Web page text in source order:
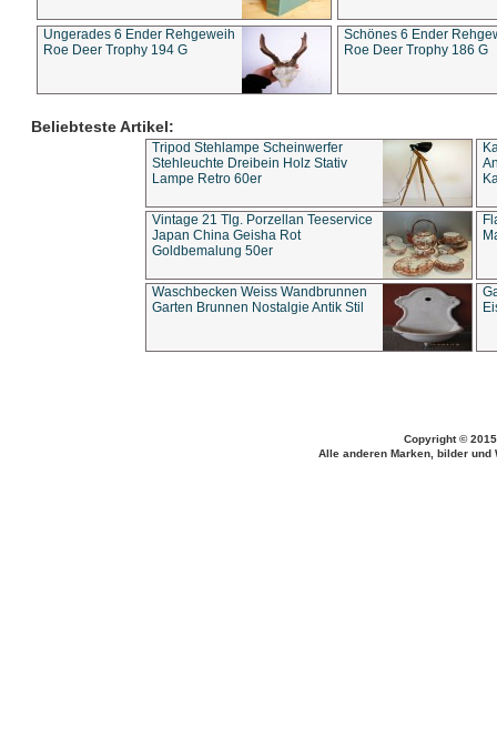
Ungerades 6 Ender Rehgeweih
Roe Deer Trophy 194 G
Schönes 6 Ender
Roe Deer Trophy 186 G
Beliebteste Artikel:
Tripod Stehlampe Scheinwerfer
Stehleuchte Dreibein Holz Stativ
Lampe Retro 60er
Vintage 21 Tlg. Porzellan Teeservice
Japan China Geisha Rot
Goldbemalung 50er
Waschbecken Weiss Wandbrunnen
Garten Brunnen Nostalgie Antik Stil
Copyright ©
Alle anderen Marken, bilder und